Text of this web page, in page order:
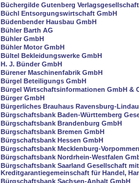
Büchergilde Gutenberg
Büchl Entsorgungswirtschaft GmbH
Büdenbender Hausbau GmbH
Bühler Barth AG
Bühler GmbH
Bühler Motor GmbH
Bültel Bekleidungswerke GmbH
H. J. Bünder GmbH
Bürener Maschinenfabrik GmbH
Bürgel Beteiligungs GmbH
Bürgel Wirtschaftsinformationen GmbH &
Bürger GmbH
Bürgerliches Brauhaus Ravensburg-
Bürgschaftsbank Baden-Württemberg
Bürgschaftsbank Brandenburg GmbH
Bürgschaftsbank Bremen GmbH
Bürgschaftsbank Hessen GmbH
Bürgschaftsbank Mecklenburg-
Bürgschaftsbank Nordrhein-Westfalen
Bürgschaftsbank Saarland Gesellschaft
Kreditgarantiegemeinschaft für Handel,
Bürgschaftsbank Sachsen-Anhalt GmbH